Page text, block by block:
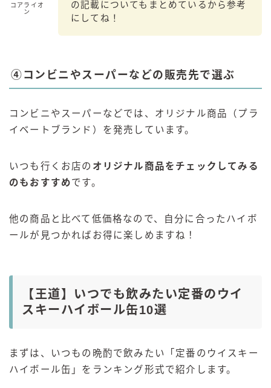
コアライオ
ン
の記載についてもまとめているから参考
にしてね！
④コンビニやスーパーなどの販売先で選ぶ
コンビニやスーパーなどでは、オリジナル商品（プラ
イベートブランド）を発売しています。
いつも行くお店の オリジナル商品をチェックしてみる
のもおすすめです。
他の商品と比べて低価格なので、自分に合ったハイボ
ールが見つかればお得に楽しめますね！
【王道】いつでも飲みたい定番のウイ
スキーハイボール缶10選
まずは、いつもの晩酌で飲みたい「定番のウイスキー
ハイボール缶」をランキング形式で紹介します。